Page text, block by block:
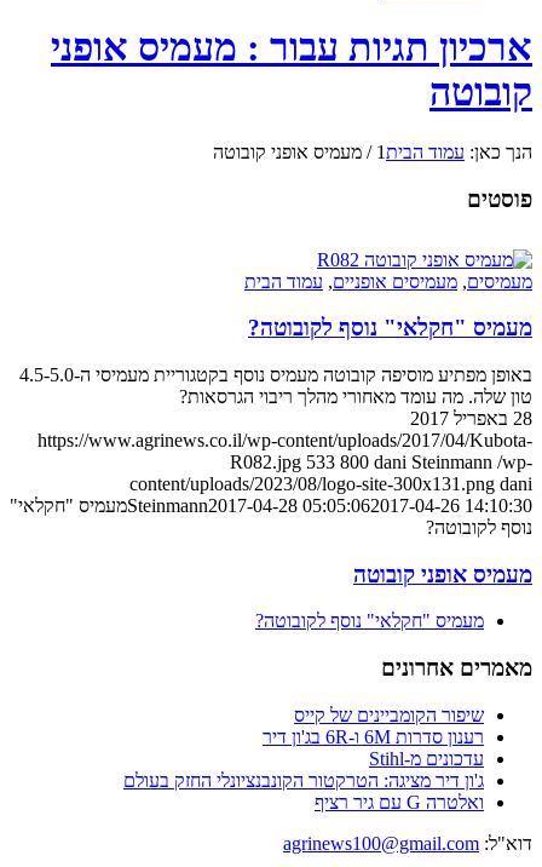
ארכיון תגיות עבור : מעמיס אופני
קובוטה
הנך כאן: עמוד הבית1
/ מעמיס אופני קובוטה
פוסטים
מעמיסים, מעמיסים אופניים, עמוד הבית
מעמיס "חקלאי" נוסף לקובוטה?
באופן מפתיע מוסיפה קובוטה מעמיס נוסף בקטגוריית מעמיסי ה-4.5-5.0
טון שלה. מה עומד מאחורי מהלך ריבוי הגרסאות?
28 באפריל 2017
https://www.agrinews.co.il/wp-content/uploads/2017/04/Kubota-
R082.jpg 533 800 dani Steinmann /wp-
content/uploads/2023/08/logo-site-300x131.png dani
Steinmann2017-04-28 05:05:062017-04-26 14:10:30
מעמיס "חקלאי"
נוסף לקובוטה?
מעמיס אופני קובוטה
מעמיס "חקלאי" נוסף לקובוטה?
מאמרים אחרונים
שיפור הקומביינים של קייס
רענון סדרות 6M ו-6R בג'ון דיר
עדכונים מ-Stihl
ג'ון דיר מציגה: הטרקטור הקונבנציונלי החזק בעולם
ואלטרה G עם גיר רציף
דוא"ל: agrinews100@gmail.com